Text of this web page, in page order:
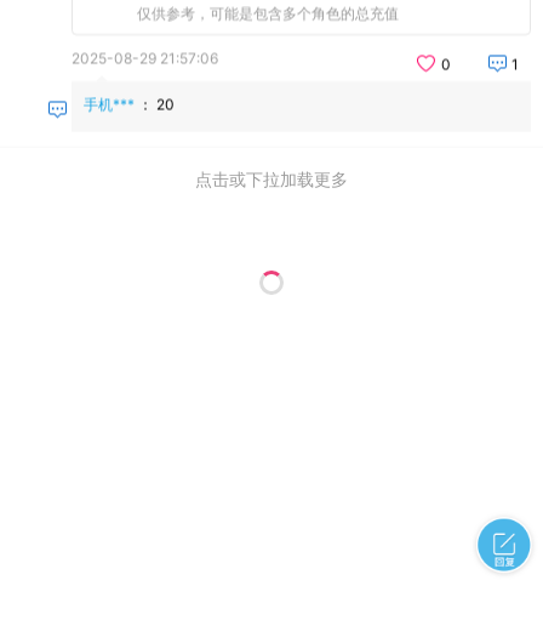
仅供参考，可能是包含多个角色的总充值
2025-08-29 21:57:06 0 1
手机*** ： 20
点击或下拉加载更多